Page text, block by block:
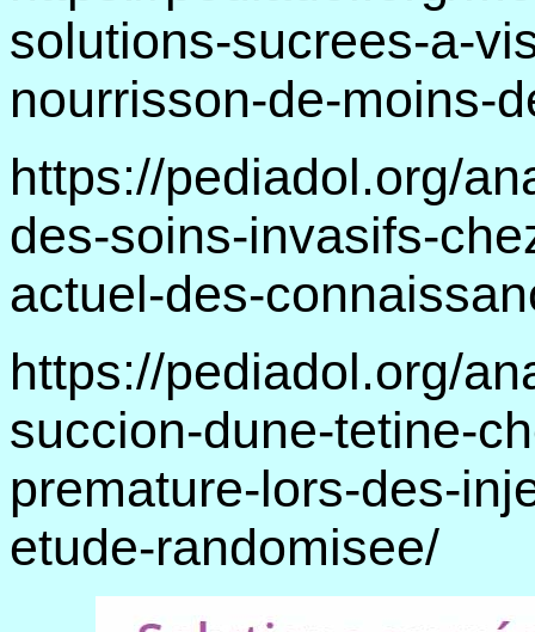
solutions-sucrees-a-
nourrisson-de-moins-
https://pediadol.org/
des-soins-invasifs-
actuel-des-
https://pediadol.org/
succion-dune-tetine-
premature-lors-des-
etude-randomisee/